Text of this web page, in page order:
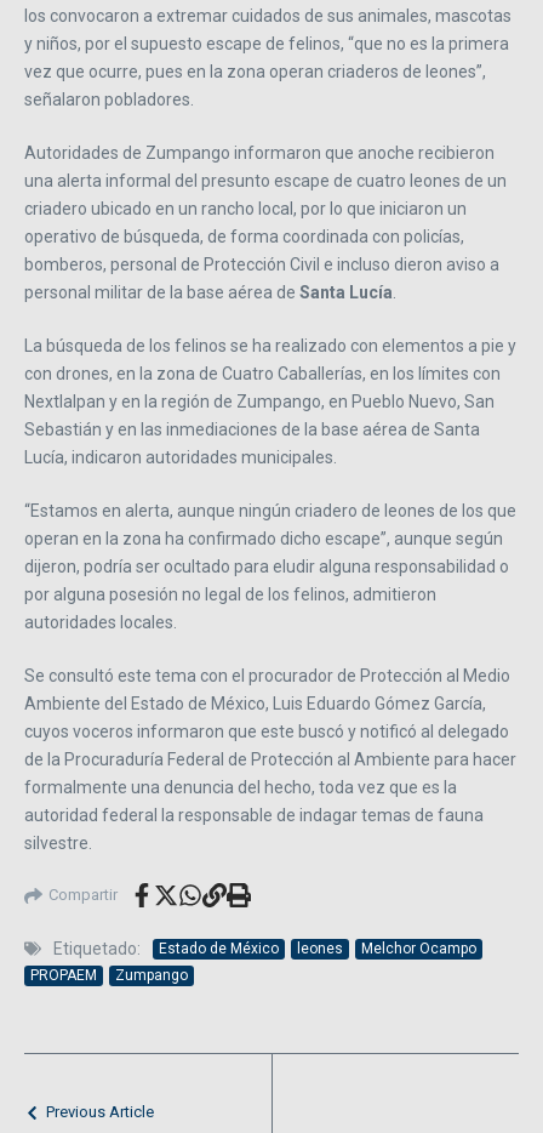
los convocaron a extremar cuidados de sus animales, mascotas
y niños, por el supuesto escape de felinos, “que no es la primera
vez que ocurre, pues en la zona operan criaderos de leones”,
señalaron pobladores.
Autoridades de Zumpango informaron que anoche recibieron
una alerta informal del presunto escape de cuatro leones de un
criadero ubicado en un rancho local, por lo que iniciaron un
operativo de búsqueda, de forma coordinada con policías,
bomberos, personal de Protección Civil e incluso dieron aviso a
personal militar de la base aérea de Santa Lucía.
La búsqueda de los felinos se ha realizado con elementos a pie y
con drones, en la zona de Cuatro Caballerías, en los límites con
Nextlalpan y en la región de Zumpango, en Pueblo Nuevo, San
Sebastián y en las inmediaciones de la base aérea de Santa
Lucía, indicaron autoridades municipales.
“Estamos en alerta, aunque ningún criadero de leones de los que
operan en la zona ha confirmado dicho escape”, aunque según
dijeron, podría ser ocultado para eludir alguna responsabilidad o
por alguna posesión no legal de los felinos, admitieron
autoridades locales.
Se consultó este tema con el procurador de Protección al Medio
Ambiente del Estado de México, Luis Eduardo Gómez García,
cuyos voceros informaron que este buscó y notificó al delegado
de la Procuraduría Federal de Protección al Ambiente para hacer
formalmente una denuncia del hecho, toda vez que es la
autoridad federal la responsable de indagar temas de fauna
silvestre.
Compartir
Etiquetado: Estado de México leones
Melchor Ocampo
PROPAEM
Zumpango
Previous Article